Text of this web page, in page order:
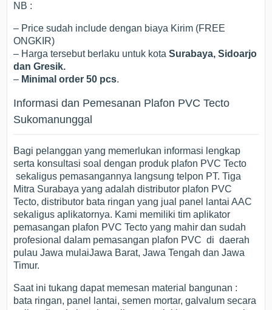
NB :
– Price sudah include dengan biaya Kirim (FREE
ONGKIR)
– Harga tersebut berlaku untuk kotaSurabaya, Sidoarjo
dan Gresik.
– Minimal order 50 pcs.
Informasi dan Pemesanan Plafon PVC Tecto
Sukomanunggal
Bagi pelanggan yang memerlukan informasi lengkap
serta konsultasi soal dengan produk plafon PVC Tecto
sekaligus pemasangannya langsung telpon PT. Tiga
Mitra Surabaya yang adalah distributor plafon PVC
Tecto, distributor bata ringan yang jual panel lantai AAC
sekaligus aplikatornya. Kami memiliki tim aplikator
pemasangan plafon PVC Tecto yang mahir dan sudah
profesional dalam pemasangan plafon PVC di daerah
pulau Jawa mulaiJawa Barat, Jawa Tengah dan Jawa
Timur.
Saat ini tukang dapat memesan material bangunan :
bata ringan, panel lantai, semen mortar, galvalum secara